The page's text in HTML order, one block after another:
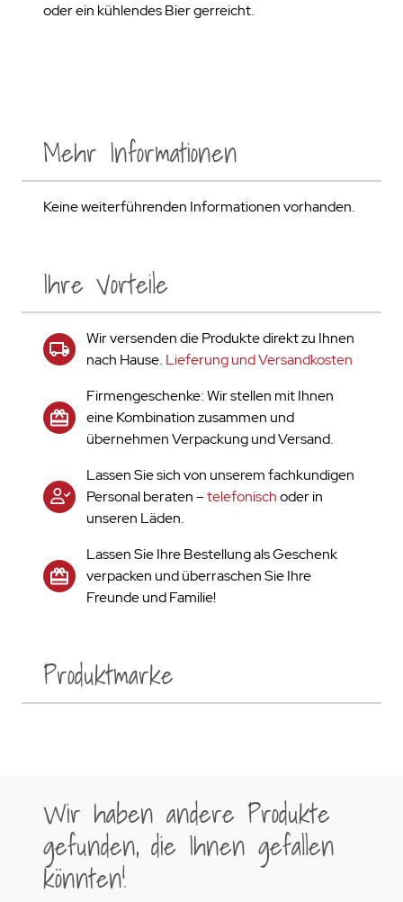
oder ein kühlendes Bier gerreicht.
Ihre Vorteile
Wir versenden die Produkte direkt zu Ihnen
nach Hause. Lieferung und Versandkosten
Firmengeschenke: Wir stellen mit Ihnen
eine Kombination zusammen und
übernehmen Verpackung und Versand.
Lassen Sie sich von unserem fachkundigen
Personal beraten –telefonischoder in
unseren Läden.
Lassen Sie Ihre Bestellung als Geschenk
verpacken und überraschen Sie Ihre
Freunde und Familie!
Mehr Informationen
Keine weiterführenden Informationen vorhanden.
Produktmarke
Wir haben andere Produkte
gefunden, die Ihnen gefallen
könnten!